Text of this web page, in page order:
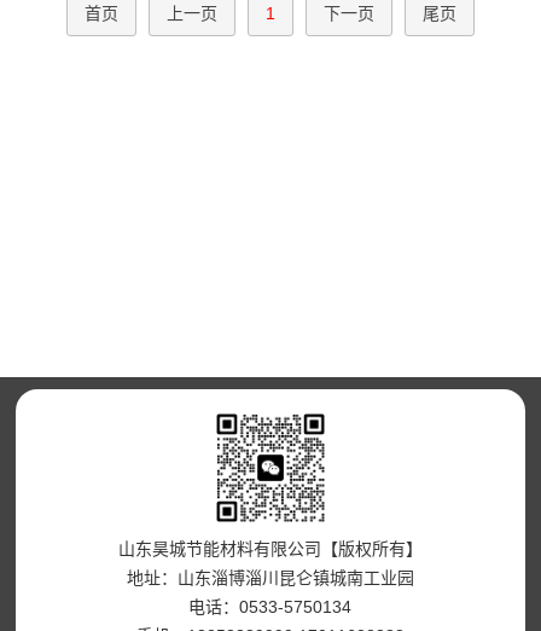
首页 上一页 1 下一页 尾页
山东昊城节能材料有限公司【版权所有】
地址：山东淄博淄川昆仑镇城南工业园
电话：0533-5750134